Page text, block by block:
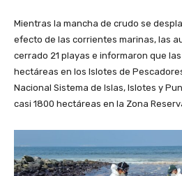
Mientras la mancha de crudo se
efecto de las corrientes marinas, las
cerrado 21 playas e informaron que
hectáreas en los Islotes de
Nacional Sistema de Islas, Islotes y
casi 1800 hectáreas en la Zona